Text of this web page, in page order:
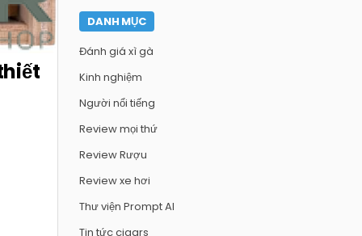
DANH MỤC
Đánh giá xì gà
Kinh nghiệm
Người nổi tiếng
Review mọi thứ
Review Rượu
Review xe hơi
Thư viện Prompt AI
Tin tức cigars